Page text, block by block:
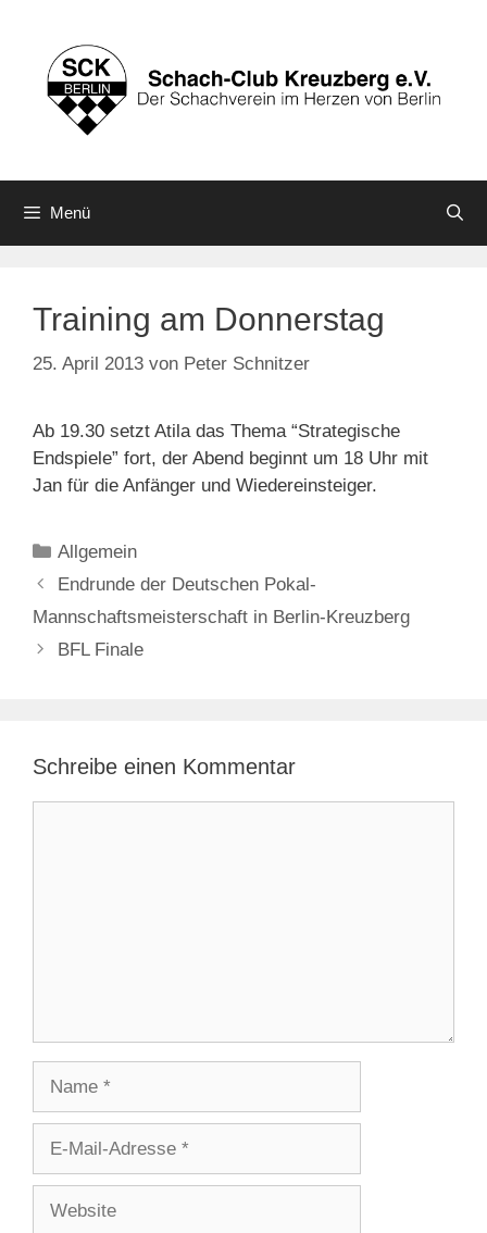
springen
Menü
Training am Donnerstag
25. April 2013 von Peter Schnitzer
Ab 19.30 setzt Atila das Thema “Strategische
Endspiele” fort, der Abend beginnt um 18 Uhr mit
Jan für die Anfänger und Wiedereinsteiger.
Kategorien
Allgemein
Endrunde der Deutschen Pokal-
Mannschaftsmeisterschaft in Berlin-Kreuzberg
BFL Finale
Schreibe einen Kommentar
Adresse